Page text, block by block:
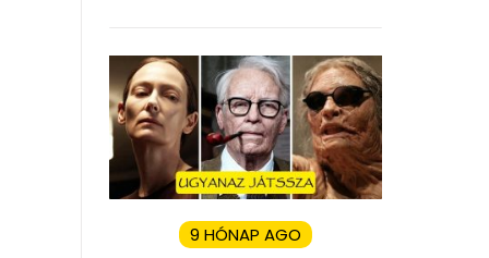
9 HÓNAP AGO